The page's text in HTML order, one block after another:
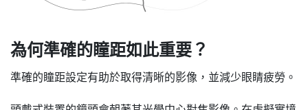
為何準確的瞳距如此重要？
準確的瞳距設定有助於取得清晰的影像，並減少眼睛疲勞。